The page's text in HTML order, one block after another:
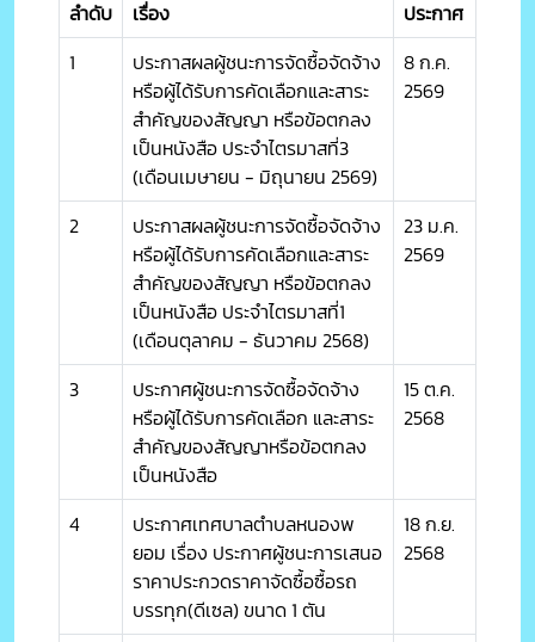
ลำดับ เรื่อง
ประกาศ
1
ประกาสผลผู้ชนะการจัดซื้อจัดจ้าง
หรือผู้ได้รับการคัดเลือกและสาระ
สำคัญของสัญญา หรือข้อตกลง
เป็นหนังสือ ประจำไตรมาสที่3
(เดือนเมษายน - มิถุนายน 2569)
8 ก.ค.
2569
2
ประกาสผลผู้ชนะการจัดซื้อจัดจ้าง
หรือผู้ได้รับการคัดเลือกและสาระ
สำคัญของสัญญา หรือข้อตกลง
เป็นหนังสือ ประจำไตรมาสที่1
(เดือนตุลาคม - ธันวาคม 2568)
23 ม.ค.
2569
3
ประกาศผู้ชนะการจัดซื้อจัดจ้าง
หรือผู้ได้รับการคัดเลือก และสาระ
สำคัญของสัญญาหรือข้อตกลง
เป็นหนังสือ
15 ต.ค.
2568
4
ประกาศเทศบาลตำบลหนองพ
ยอม เรื่อง ประกาศผู้ชนะการเสนอ
ราคาประกวดราคาจัดซื้อซื้อรถ
บรรทุก(ดีเซล) ขนาด 1 ตัน
18 ก.ย.
2568